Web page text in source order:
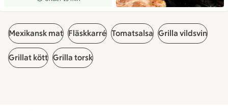
Mexikansk mat Fläskkarré Tomatsalsa Grilla vildsvin
Grillat kött Grilla torsk